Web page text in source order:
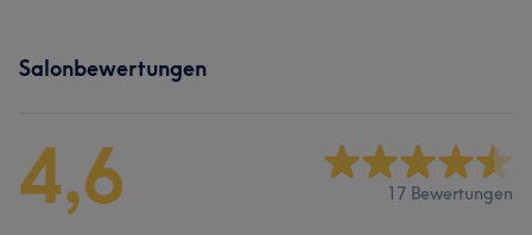
Salonbewertungen
4,6 17 Bewertungen